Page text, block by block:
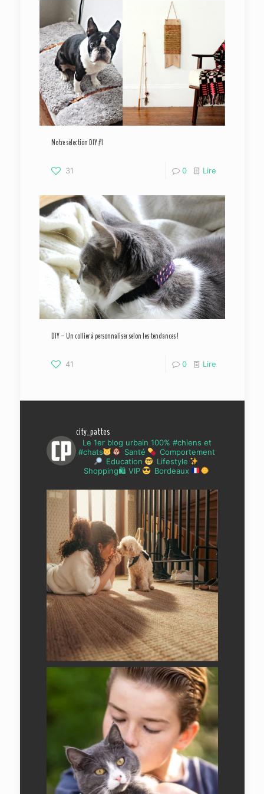
Notre sélection DIY #1
31 0 Lire
DIY – Un collier à personnaliser selon les tendances !
41 0 Lire
city_pattes
Le 1er blog urbain 100% #chiens et
#chats
Santé
Comportement
Education
Lifestyle
Shopping🛍 VIP
Bordeaux